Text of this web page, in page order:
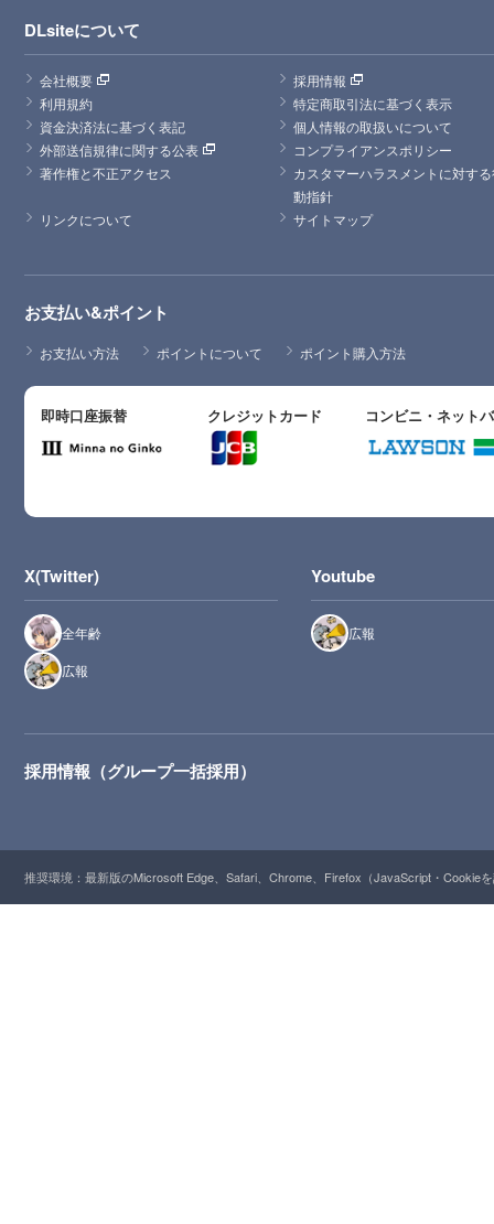
DLsiteについて
会社概要
採用情報
利用規約
特定商取引法に基づく表示
資金決済法に基づく表記
個人情報の取扱いについて
外部送信規律に関する公表
コンプライアンスポリシー
著作権と不正アクセス
カスタマーハラスメントに対す
動指針
リンクについて
サイトマップ
お支払い&ポイント
お支払い方法 ポイントについて ポイント購入方法
即時口座振替 クレジットカード コンビニ・ネット
X(Twitter)
全年齢
広報
Youtube
広報
採用情報（グループ一括採用）
推奨環境：最新版のMicrosoft Edge、Safari、Chrome、Firefox（JavaScript・Cookie